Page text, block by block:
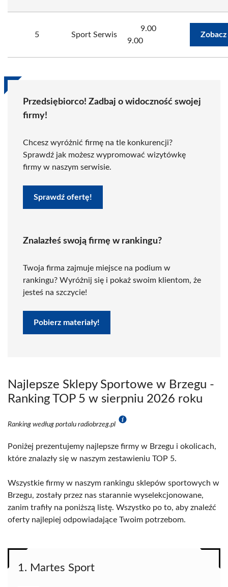
5 Sport Serwis
9.00
9.00
Przedsiębiorco! Zadbaj o widoczność swojej
firmy!
Chcesz wyróżnić firmę na tle konkurencji?
Sprawdź jak możesz wypromować wizytówkę
firmy w naszym serwisie.
Sprawdź ofertę!
Znalazłeś swoją firmę w rankingu?
Twoja firma zajmuje miejsce na podium w
rankingu? Wyróżnij się i pokaż swoim klientom, że
jesteś na szczycie!
Pobierz materiały!
Najlepsze Sklepy Sportowe w Brzegu -
Ranking TOP 5 w sierpniu 2026 roku
Ranking według portalu radiobrzeg.pl
Poniżej prezentujemy najlepsze firmy w Brzegu i okolicach,
które znalazły się w naszym zestawieniu TOP 5.
Wszystkie firmy w naszym rankingu sklepów sportowych w
Brzegu, zostały przez nas starannie wyselekcjonowane,
zanim trafiły na poniższą listę. Wszystko po to, aby znaleźć
oferty najlepiej odpowiadające Twoim potrzebom.
1. Martes Sport